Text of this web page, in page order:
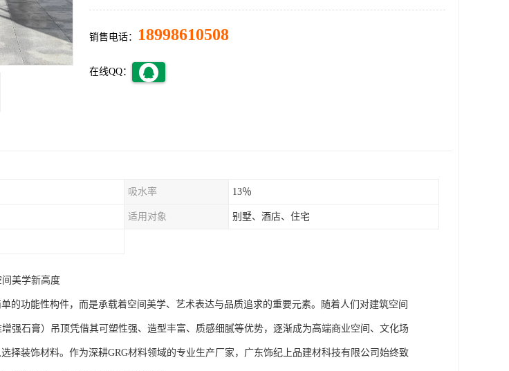
销售电话： 18998610508
在线QQ：
吸水率 13％
适用对象 别墅、酒店、住宅
美学新高度
的功能性构件，而是承载着空间美学、艺术表达与品质追求的重要元素。随着人们对建筑空间
强石膏）吊顶凭借其可塑性强、造型丰富、质感细腻等优势，逐渐成为高端商业空间、文化场
择装饰材料。作为深耕GRG材料领域的专业生产厂家，广东饰纪上品建材科技有限公司始终致